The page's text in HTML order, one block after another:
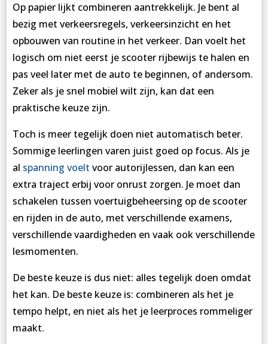
Op papier lijkt combineren aantrekkelijk. Je bent al
bezig met verkeersregels, verkeersinzicht en het
opbouwen van routine in het verkeer. Dan voelt het
logisch om niet eerst je scooter rijbewijs te halen en
pas veel later met de auto te beginnen, of andersom.
Zeker als je snel mobiel wilt zijn, kan dat een
praktische keuze zijn.
Toch is meer tegelijk doen niet automatisch beter.
Sommige leerlingen varen juist goed op focus. Als je
al spanning voelt voor autorijlessen, dan kan een
extra traject erbij voor onrust zorgen. Je moet dan
schakelen tussen voertuigbeheersing op de scooter
en rijden in de auto, met verschillende examens,
verschillende vaardigheden en vaak ook verschillende
lesmomenten.
De beste keuze is dus niet: alles tegelijk doen omdat
het kan. De beste keuze is: combineren als het je
tempo helpt, en niet als het je leerproces rommeliger
maakt.